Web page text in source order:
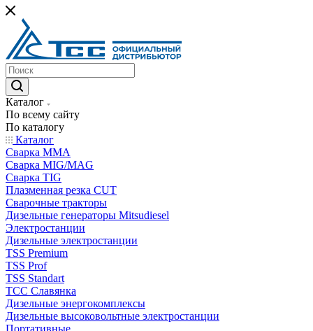
Каталог
По всему сайту
По каталогу
Каталог
Сварка MMA
Сварка MIG/MAG
Сварка TIG
Плазменная резка CUT
Сварочные тракторы
Дизельные генераторы Mitsudiesel
Электростанции
Дизельные электростанции
TSS Premium
TSS Prof
TSS Standart
ТСС Славянка
Дизельные энергокомплексы
Дизельные высоковольтные электростанции
Портативные